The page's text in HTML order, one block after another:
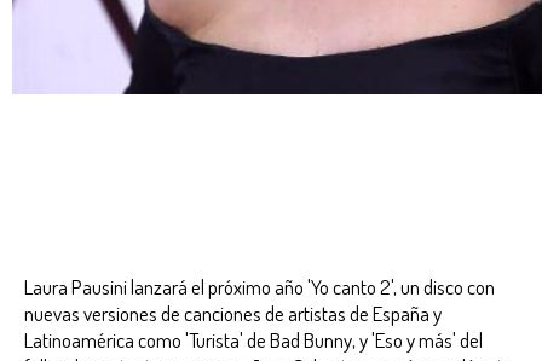
Laura Pausini lanzará el próximo año 'Yo canto 2', un disco con
nuevas versiones de canciones de artistas de España y
Latinoamérica como 'Turista' de Bad Bunny, y 'Eso y más' del